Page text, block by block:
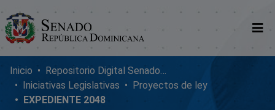
Comunidades
Glosario
Inicio
Repositorio Digital SenadoRD
Iniciativas Legislativas
Proyectos de ley
EXPEDIENTE 2048